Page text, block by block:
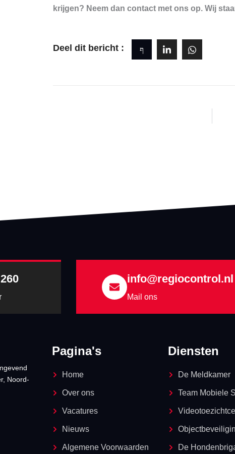
krijgen? Neem dan contact met ons op. Wij
Deel dit bericht :
info@regiocontrol.nl
Mail ons
Noord-
Pagina's
Home
Over ons
Vacatures
Nieuws
Algemene Voorwaarden
Diensten
De Meldkamer
Team Mobiele
De